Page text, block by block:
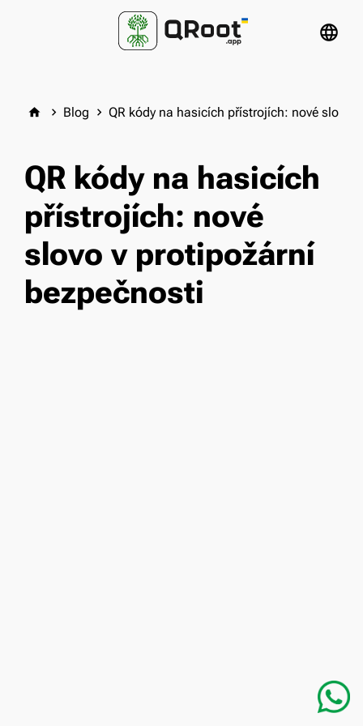
language
home keyboard_arrow_right Blog keyboard_arrow_right QR kódy na hasicích přístrojích: nové slovo
QR kódy na hasicích
přístrojích: nové
slovo v protipožární
bezpečnosti